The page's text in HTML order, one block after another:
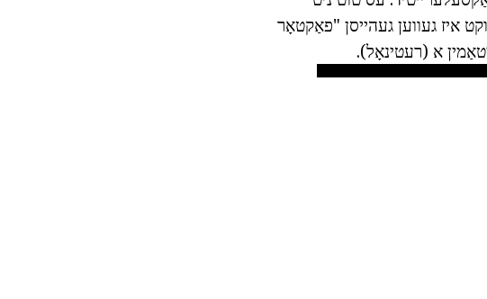
איז געווען געהייסן "פאַקטאָר